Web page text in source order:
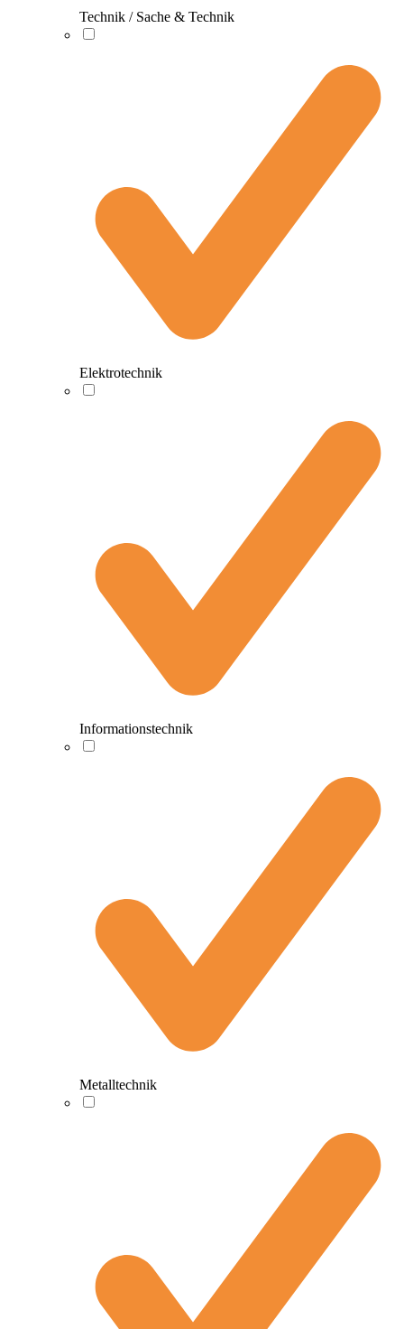
Technik / Sache & Technik
Elektrotechnik
Informationstechnik
Metalltechnik